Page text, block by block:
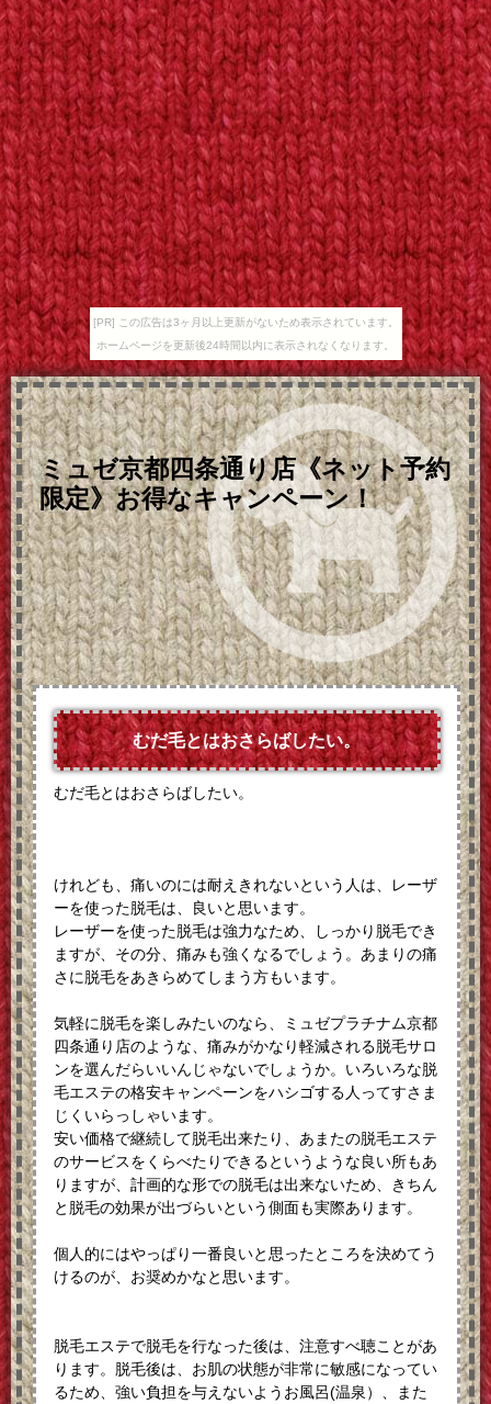
[PR] この広告は3ヶ月以上更新がないため表示されています。
ホームページを更新後24時間以内に表示されなくなります。
ミュゼ京都四条通り店《ネット予約
限定》お得なキャンペーン！
むだ毛とはおさらばしたい。
むだ毛とはおさらばしたい。
けれども、痛いのには耐えきれないという人は、レーザ
ーを使った脱毛は、良いと思います。
レーザーを使った脱毛は強力なため、しっかり脱毛でき
ますが、その分、痛みも強くなるでしょう。あまりの痛
さに脱毛をあきらめてしまう方もいます。
気軽に脱毛を楽しみたいのなら、ミュゼプラチナム京都
四条通り店のような、痛みがかなり軽減される脱毛サロ
ンを選んだらいいんじゃないでしょうか。いろいろな脱
毛エステの格安キャンペーンをハシゴする人ってすさま
じくいらっしゃいます。
安い価格で継続して脱毛出来たり、あまたの脱毛エステ
のサービスをくらべたりできるというような良い所もあ
りますが、計画的な形での脱毛は出来ないため、きちん
と脱毛の効果が出づらいという側面も実際あります。
個人的にはやっぱり一番良いと思ったところを決めてう
けるのが、お奨めかなと思います。
脱毛エステで脱毛を行なった後は、注意すべ聴ことがあ
ります。脱毛後は、お肌の状態が非常に敏感になってい
るため、強い負担を与えないようお風呂(温泉）、また